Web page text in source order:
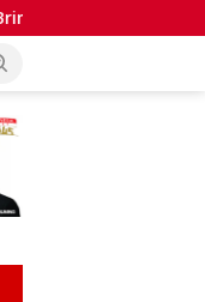
Buka Pelatihan